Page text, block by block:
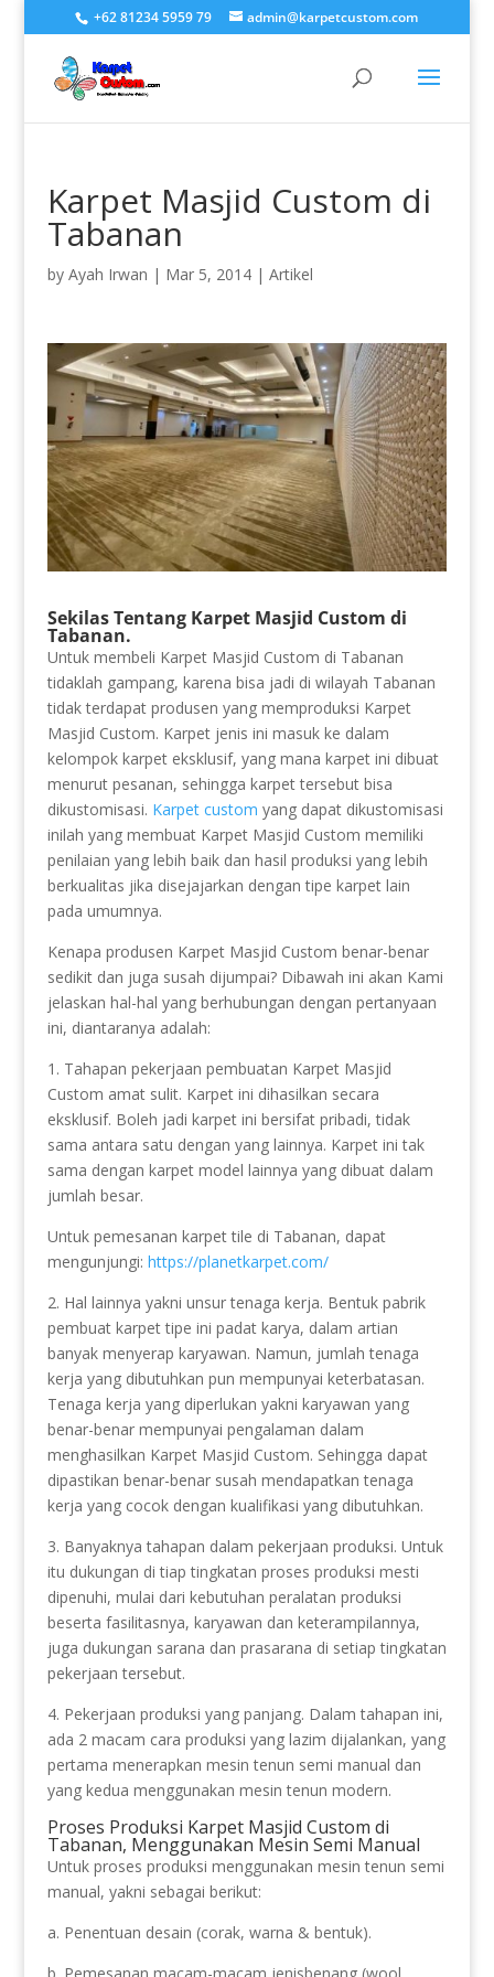
+62 81234 5959 79 admin@karpetcustom.com
Karpet Masjid Custom di
Tabanan
by Ayah Irwan | Mar 5, 2014| Artikel
Sekilas Tentang Karpet Masjid Custom di
Tabanan.
Untuk membeli Karpet Masjid Custom di Tabanan
tidaklah gampang, karena bisa jadi di wilayah Tabanan
tidak terdapat produsen yang memproduksi Karpet
Masjid Custom. Karpet jenis ini masuk ke dalam
kelompok karpet eksklusif, yang mana karpet ini dibuat
menurut pesanan, sehingga karpet tersebut bisa
dikustomisasi. Karpet custom yang dapat dikustomisasi
inilah yang membuat Karpet Masjid Custom memiliki
penilaian yang lebih baik dan hasil produksi yang lebih
berkualitas jika disejajarkan dengan tipe karpet lain
pada umumnya.
Kenapa produsen Karpet Masjid Custom benar-benar
sedikit dan juga susah dijumpai? Dibawah ini akan Kami
jelaskan hal-hal yang berhubungan dengan pertanyaan
ini, diantaranya adalah:
1. Tahapan pekerjaan pembuatan Karpet Masjid
Custom amat sulit. Karpet ini dihasilkan secara
eksklusif. Boleh jadi karpet ini bersifat pribadi, tidak
sama antara satu dengan yang lainnya. Karpet ini tak
sama dengan karpet model lainnya yang dibuat dalam
jumlah besar.
Untuk pemesanan karpet tile di Tabanan, dapat
mengunjungi: https://planetkarpet.com/
2. Hal lainnya yakni unsur tenaga kerja. Bentuk pabrik
pembuat karpet tipe ini padat karya, dalam artian
banyak menyerap karyawan. Namun, jumlah tenaga
kerja yang dibutuhkan pun mempunyai keterbatasan.
Tenaga kerja yang diperlukan yakni karyawan yang
benar-benar mempunyai pengalaman dalam
menghasilkan Karpet Masjid Custom. Sehingga dapat
dipastikan benar-benar susah mendapatkan tenaga
kerja yang cocok dengan kualifikasi yang dibutuhkan.
3. Banyaknya tahapan dalam pekerjaan produksi. Untuk
itu dukungan di tiap tingkatan proses produksi mesti
dipenuhi, mulai dari kebutuhan peralatan produksi
beserta fasilitasnya, karyawan dan keterampilannya,
juga dukungan sarana dan prasarana di setiap tingkatan
pekerjaan tersebut.
4. Pekerjaan produksi yang panjang. Dalam tahapan ini,
ada 2 macam cara produksi yang lazim dijalankan, yang
pertama menerapkan mesin tenun semi manual dan
yang kedua menggunakan mesin tenun modern.
Proses Produksi Karpet Masjid Custom di
Tabanan, Menggunakan Mesin Semi Manual
Untuk proses produksi menggunakan mesin tenun semi
manual, yakni sebagai berikut:
a. Penentuan desain (corak, warna & bentuk).